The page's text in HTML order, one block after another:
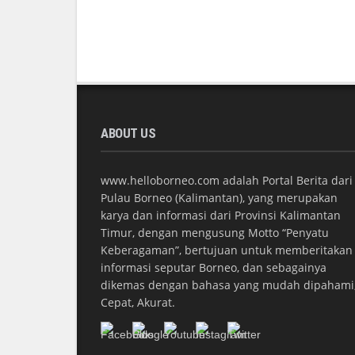
ABOUT US
www.helloborneo.com adalah Portal Berita dari
Pulau Borneo (Kalimantan), yang merupakan
karya dan informasi dari Provinsi Kalimantan
Timur, dengan mengusung Motto “Penyatu
Keberagaman”, bertujuan untuk memberitakan
informasi seputar Borneo, dan sebagainya
dikemas dengan bahasa yang mudah
Cepat, Akurat.